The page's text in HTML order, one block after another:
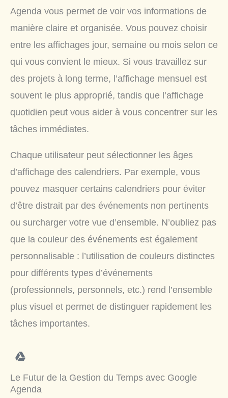
Agenda vous permet de voir vos informations de
manière claire et organisée. Vous pouvez choisir
entre les affichages jour, semaine ou mois selon ce
qui vous convient le mieux. Si vous travaillez sur
des projets à long terme, l’affichage mensuel est
souvent le plus approprié, tandis que l’affichage
quotidien peut vous aider à vous concentrer sur les
tâches immédiates.
Chaque utilisateur peut sélectionner les âges
d’affichage des calendriers. Par exemple, vous
pouvez masquer certains calendriers pour éviter
d’être distrait par des événements non pertinents
ou surcharger votre vue d’ensemble. N’oubliez pas
que la couleur des événements est également
personnalisable : l’utilisation de couleurs distinctes
pour différents types d’événements
(professionnels, personnels, etc.) rend l’ensemble
plus visuel et permet de distinguer rapidement les
tâches importantes.
Le Futur de la Gestion du Temps avec Google
Agenda